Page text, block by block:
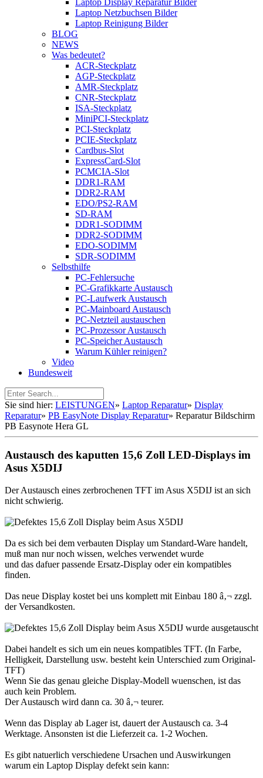
Laptop Netzbuchsen Bilder
Laptop Reinigung Bilder
BLOG
NEWS
Was bedeutet?
ACR-Steckplatz
AGP-Steckplatz
AMR-Steckplatz
CNR-Steckplatz
ISA-Steckplatz
MiniPCI-Steckplatz
PCI-Steckplatz
PCIE-Steckplatz
Cardbus-Slot
ExpressCard-Slot
PCMCIA-Slot
DDR1-RAM
DDR2-RAM
EDO/PS2-RAM
SD-RAM
DDR1-SODIMM
DDR2-SODIMM
EDO-SODIMM
SDR-SODIMM
Selbsthilfe
PC-Fehlersuche
PC-Grafikkarte Austausch
PC-Laufwerk Austausch
PC-Mainboard Austausch
PC-Netzteil austauschen
PC-Prozessor Austausch
PC-Speicher Austausch
Warum Kühler reinigen?
Video
Bundesweit
Sie sind hier: LEISTUNGEN» Laptop Reparatur» Display
Reparatur» PB EasyNote Display Reparatur» Reparatur Bildschirm
PB Easynote Hera GL
Austausch des kaputten 15,6 Zoll LED-Displays im
Asus X5DIJ
Der Austausch eines zerbrochenen TFT im Asus X5DIJ ist an sich
nicht schwierig.
Da es sich bei dem verbauten Display um Standard-Ware handelt,
muß man nur noch wissen, welches verwendet wurde
und das dafuer passende Ersatz-Display oder ein kompatibles
finden.
Das neue Display kostet bei uns komplett mit Einbau 180 â‚¬ zzgl.
der Versandkosten.
Dabei handelt es sich um ein neues kompatibles TFT. (In Farbe,
Helligkeit, Darstellung usw. besteht kein Unterschied zum Original-
TFT)
Wenn Sie das genau gleiche Display-Modell wuenschen, ist das
auch kein Problem.
Der Austausch wird dann ca. 30 â‚¬ teurer.
Wenn das Display ab Lager ist, dauert der Austausch ca. 3-4
Werktage. Ansonsten ist die Lieferzeit ca. 1-2 Wochen.
Es gibt natuerlich verschiedene Ursachen und Auswirkungen
warum ein Laptop Display defekt sein kann: